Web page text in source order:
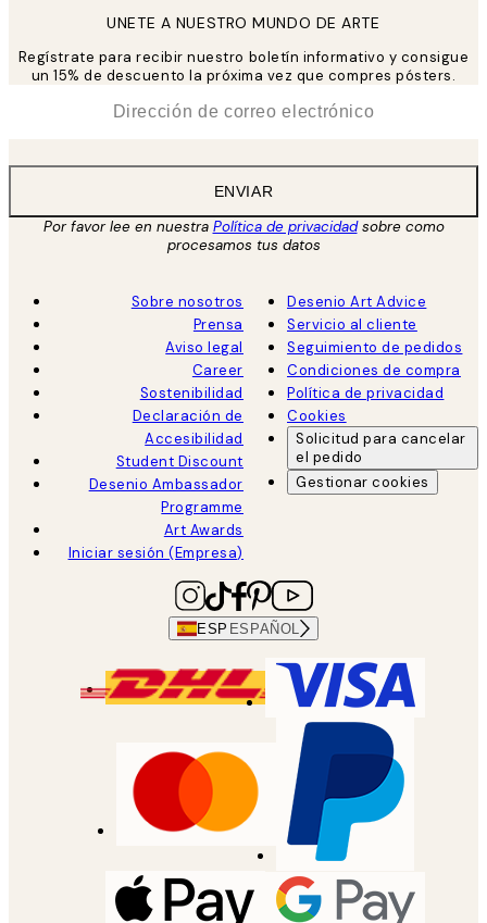
UNETE A NUESTRO MUNDO DE ARTE
Regístrate para recibir nuestro boletín informativo y consigue
un 15% de descuento la próxima vez que compres pósters.
ENVIAR
Por favor lee en nuestra Política de privacidadsobre como
procesamos tus datos
Sobre nosotros
Prensa
Aviso legal
Career
Sostenibilidad
Declaración de
Accesibilidad
Student Discount
Desenio Ambassador
Programme
Art Awards
Iniciar sesión (Empresa)
Desenio Art Advice
Servicio al cliente
Seguimiento de pedidos
Condiciones de compra
Política de privacidad
Cookies
Solicitud para cancelar
el pedido
Gestionar cookies
ESP ESPAÑOL